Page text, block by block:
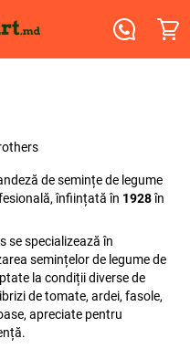
de semințe de legume
înființată în 1928în
se specializează în
semințelor de legume de
la condiții diverse de
de tomate, ardei, fasole,
apreciate pentru